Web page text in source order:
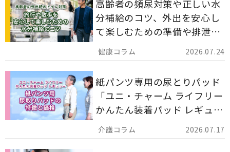
2026.07.24
高齢者の頻尿対策や正しい水
分補給のコツ、外出を安心し
て楽しむための準備や排泄ケ
ア用品の選び方を解説しま
す。
2026.07.17
紙パンツ専用の尿とりパッド
「ユニ・チャーム ライフリー
かんたん装着パッド レギュラ
ー 計162枚」について解説し
ます。